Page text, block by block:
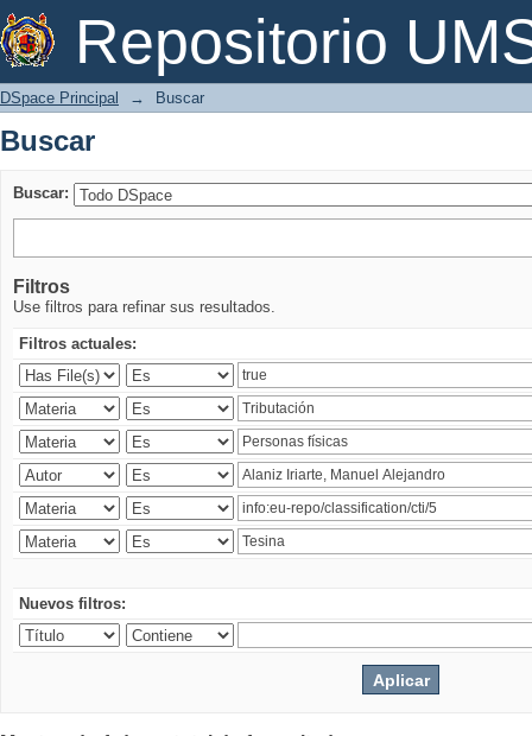
Repositorio
Buscar
DSpace Principal → Buscar
Buscar
Buscar:
Filtros
Use filtros para refinar sus resultados.
Filtros actuales:
Nuevos filtros: